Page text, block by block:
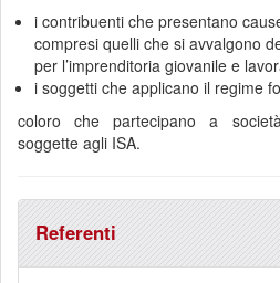
i contribuenti che presentano
compresi quelli che si avvalgono
per l’imprenditoria giovanile e
i soggetti che applicano il regime
coloro che partecipano a
soggette agli ISA.
Referenti